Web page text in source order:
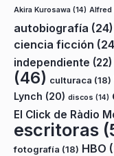
Akira Kurosawa (14) Alfred
autobiografía (24)
ciencia ficción
independiente (22)
(46) culturaca (18)
Lynch (20) discos (14)
El Click de Ràdio
escritoras
fotografía (18) HBO